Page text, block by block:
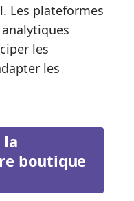
Les plateformes
les
les
la
boutique